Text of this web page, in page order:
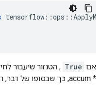
אם True